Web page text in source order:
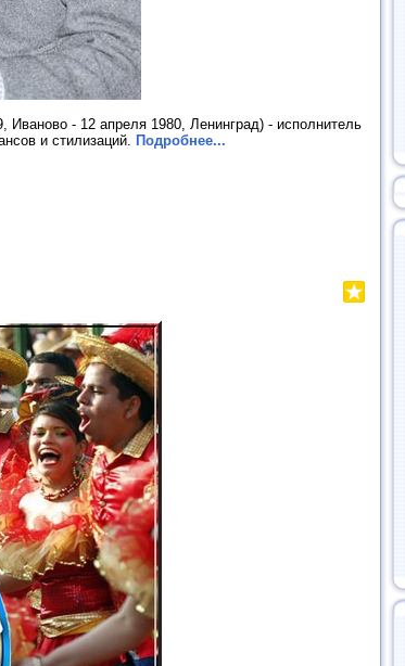
- 12 апреля 1980, Ленинград) - исполнитель
и стилизаций. Подробнее...